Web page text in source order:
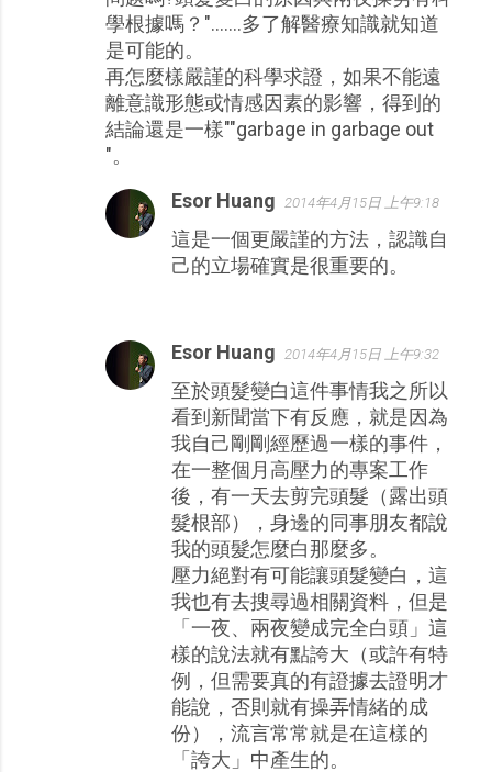
學根據嗎？".......多了解醫療知識就知道
是可能的。
再怎麼樣嚴謹的科學求證，如果不能遠
離意識形態或情感因素的影響，得到的
結論還是一樣""garbage in garbage out
"。
Esor Huang 2014年4月15日 上午9:18
這是一個更嚴謹的方法，認識自
己的立場確實是很重要的。
Esor Huang 2014年4月15日 上午9:32
至於頭髮變白這件事情我之所以
看到新聞當下有反應，就是因為
我自己剛剛經歷過一樣的事件，
在一整個月高壓力的專案工作
後，有一天去剪完頭髮（露出頭
髮根部），身邊的同事朋友都說
我的頭髮怎麼白那麼多。
壓力絕對有可能讓頭髮變白，這
我也有去搜尋過相關資料，但是
「一夜、兩夜變成完全白頭」這
樣的說法就有點誇大（或許有特
例，但需要真的有證據去證明才
能說，否則就有操弄情緒的成
份），流言常常就是在這樣的
「誇大」中產生的。